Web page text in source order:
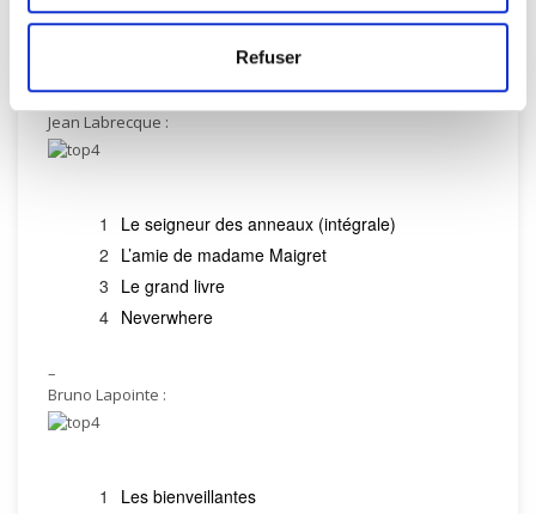
Refuser
Tétralogie
La douce empoisonneuse
–
Jean Labrecque :
Le seigneur des anneaux (intégrale)
L’amie de madame Maigret
Le grand livre
Neverwhere
–
Bruno Lapointe :
Les bienveillantes